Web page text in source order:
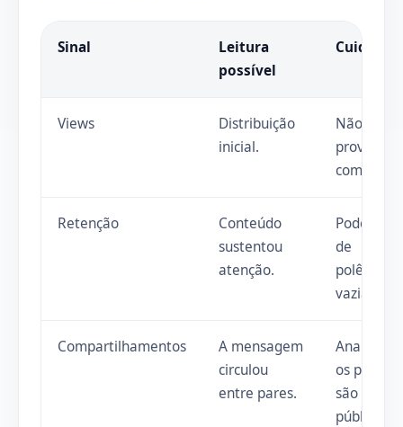
Sinal
Leitura
possível
Cuidado
Views
Distribuição
inicial.
Não
prova fit
comercial.
Retenção
Conteúdo
sustentou
atenção.
Pode vir
de
polêmica
vazia.
Compartilhamentos
A mensagem
circulou
entre pares.
Analise se
os pares
são o
público